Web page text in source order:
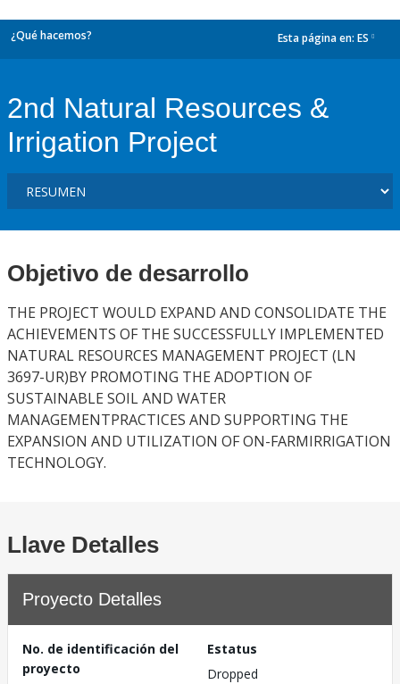
¿Qué hacemos? Esta página en: ES
2nd Natural Resources &
Irrigation Project
Objetivo de desarrollo
THE PROJECT WOULD EXPAND AND CONSOLIDATE THE
ACHIEVEMENTS OF THE SUCCESSFULLY IMPLEMENTED
NATURAL RESOURCES MANAGEMENT PROJECT (LN
3697-UR)BY PROMOTING THE ADOPTION OF
SUSTAINABLE SOIL AND WATER
MANAGEMENTPRACTICES AND SUPPORTING THE
EXPANSION AND UTILIZATION OF ON-FARMIRRIGATION
TECHNOLOGY.
Llave Detalles
Proyecto Detalles
No. de identificación del
proyecto
Estatus
Dropped